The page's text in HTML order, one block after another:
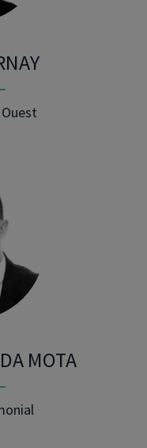
MOTA